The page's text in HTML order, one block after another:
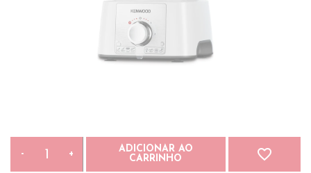
- +
ADICIONAR AO
CARRINHO
favorite_border